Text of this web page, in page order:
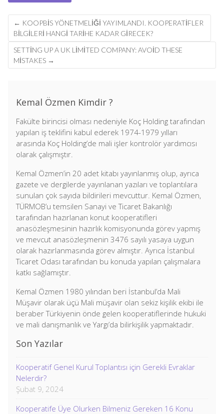
Post
navigation
← KOOPBİS YÖNETMELIĞI YAYIMLANDI. KOOPERATIFLER
BILGILERI HANGI TARIHE KADAR GIRECEK?
SETTING UP A UK LIMITED COMPANY: AVOID THESE
MISTAKES →
Kemal Özmen Kimdir ?
Fakülte birincisi olması nedeniyle Koç Holding tarafından
yapılan iş teklifini kabul ederek 1974-1979 yılları
arasında Koç Holding’de mali işler kontrolör yardımcısı
olarak çalışmıştır.
Kemal Özmen’in 20 adet kitabı yayınlanmış olup, ayrıca
gazete ve dergilerde yayınlanan yazıları ve toplantılara
sunulan çok sayıda bildirileri mevcuttur. Kemal Özmen,
TÜRMOB’u temsilen Sanayi ve Ticaret Bakanlığı
tarafından hazırlanan konut kooperatifleri
anasözleşmesinin hazırlık komisyonunda görev yapmış
ve mevcut anasözleşmenin 3476 sayılı yasaya uygun
olarak hazırlanmasında görev almıştır. Ayrıca İstanbul
Ticaret Odası tarafından bu konuda yapılan çalışmalara
katkı sağlamıştır.
Kemal Özmen 1980 yılından beri İstanbul’da Mali
Müşavir olarak üçü Mali müşavir olan sekiz kişilik ekibi ile
beraber Türkiyenin önde gelen kooperatiflerinde hukuki
ve mali danışmanlık ve Yargı’da bilirkişilik yapmaktadır.
Son Yazılar
Kooperatif Genel Kurul Toplantısı için Gerekli Evraklar
Nelerdir?
Şubat 9, 2024
Kooperatife Üye Olurken Bilmeniz Gereken 16 Konu